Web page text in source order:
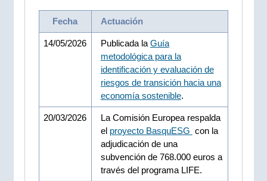
Fecha Actuación
14/05/2026 Publicada la Guía
metodológica para la
identificación y evaluación de
riesgos de transición hacia una
economía sostenible.
20/03/2026
La Comisión Europea respalda
el proyecto BasquESG con la
adjudicación de una
subvención de 768.000 euros a
través del programa LIFE.